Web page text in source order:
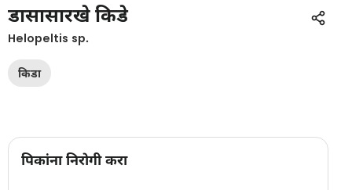
डासासारखे किडे
Helopeltis sp.
किडा
पिकांना निरोगी करा